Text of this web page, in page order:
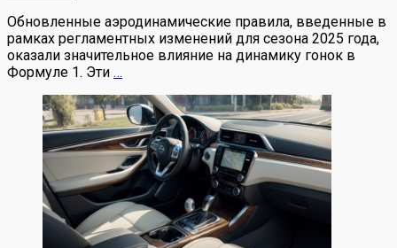
Обновленные аэродинамические правила, введенные в
рамках регламентных изменений для сезона 2025 года,
оказали значительное влияние на динамику гонок в
Формуле 1. Эти …